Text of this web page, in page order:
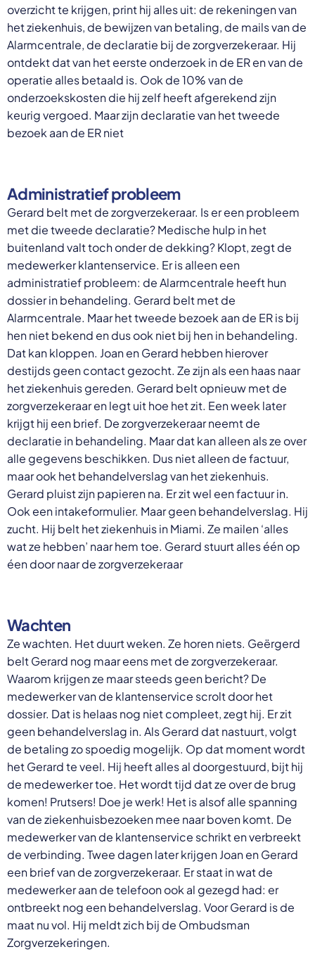
overzicht te krijgen, print hij alles uit: de rekeningen van
het ziekenhuis, de bewijzen van betaling, de mails van de
Alarmcentrale, de declaratie bij de zorgverzekeraar. Hij
ontdekt dat van het eerste onderzoek in de ER en van de
operatie alles betaald is. Ook de 10% van de
onderzoekskosten die hij zelf heeft afgerekend zijn
keurig vergoed. Maar zijn declaratie van het tweede
bezoek aan de ER niet
Administratief probleem
Gerard belt met de zorgverzekeraar. Is er een probleem
met die tweede declaratie? Medische hulp in het
buitenland valt toch onder de dekking? Klopt, zegt de
medewerker klantenservice. Er is alleen een
administratief probleem: de Alarmcentrale heeft hun
dossier in behandeling. Gerard belt met de
Alarmcentrale. Maar het tweede bezoek aan de ER is bij
hen niet bekend en dus ook niet bij hen in behandeling.
Dat kan kloppen. Joan en Gerard hebben hierover
destijds geen contact gezocht. Ze zijn als een haas naar
het ziekenhuis gereden. Gerard belt opnieuw met de
zorgverzekeraar en legt uit hoe het zit. Een week later
krijgt hij een brief. De zorgverzekeraar neemt de
declaratie in behandeling. Maar dat kan alleen als ze over
alle gegevens beschikken. Dus niet alleen de factuur,
maar ook het behandelverslag van het ziekenhuis.
Gerard pluist zijn papieren na. Er zit wel een factuur in.
Ook een intakeformulier. Maar geen behandelverslag. Hij
zucht. Hij belt het ziekenhuis in Miami. Ze mailen ‘alles
wat ze hebben’ naar hem toe. Gerard stuurt alles één op
éen door naar de zorgverzekeraar
Wachten
Ze wachten. Het duurt weken. Ze horen niets. Geërgerd
belt Gerard nog maar eens met de zorgverzekeraar.
Waarom krijgen ze maar steeds geen bericht? De
medewerker van de klantenservice scrolt door het
dossier. Dat is helaas nog niet compleet, zegt hij. Er zit
geen behandelverslag in. Als Gerard dat nastuurt, volgt
de betaling zo spoedig mogelijk. Op dat moment wordt
het Gerard te veel. Hij heeft alles al doorgestuurd, bijt hij
de medewerker toe. Het wordt tijd dat ze over de brug
komen! Prutsers! Doe je werk! Het is alsof alle spanning
van de ziekenhuisbezoeken mee naar boven komt. De
medewerker van de klantenservice schrikt en verbreekt
de verbinding. Twee dagen later krijgen Joan en Gerard
een brief van de zorgverzekeraar. Er staat in wat de
medewerker aan de telefoon ook al gezegd had: er
ontbreekt nog een behandelverslag. Voor Gerard is de
maat nu vol. Hij meldt zich bij de Ombudsman
Zorgverzekeringen.